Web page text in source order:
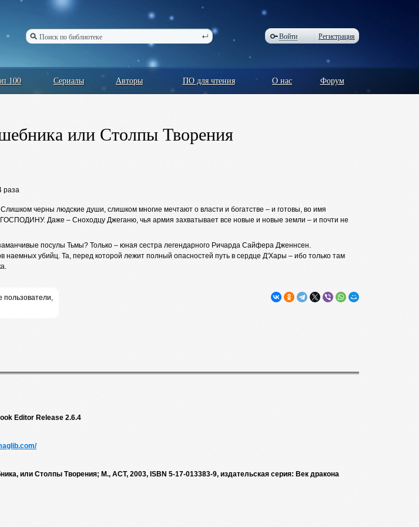
Войти Регистрация
100 Сериалы Авторы ПО для чтения О нас Форум
или Столпы Творения
раза
черны людские души, слишком многие мечтают о власти и богатстве – и готовы, во имя
Даже – Сноходцу Джеганю, чья армия захватывает все новые и новые земли – и почти не
посулы Тьмы? Только – юная сестра легендарного Ричарда Сайфера Дженнсен.
наемных убийц. Та, перед которой лежит полный опасностей путь в сердце Д'Хары – ибо только там
пользователи,
Editor Release 2.6.4
или Столпы Творения; М., АСТ, 2003, ISBN 5-17-013383-9, издательская серия: Век дракона